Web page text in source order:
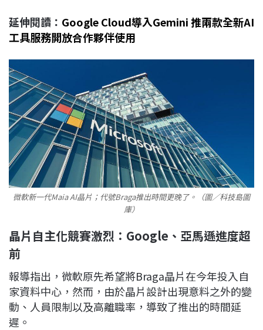
延伸閱讀： Google Cloud導入Gemini 推兩款全新AI
工具服務開放合作夥伴使用
微軟新一代Maia AI晶片；代號Braga推出時間更晚了。（圖／科技島圖
庫）
晶片自主化競賽激烈：Google、亞馬遜進度超
前
報導指出，微軟原先希望將Braga晶片在今年投入自
家資料中心，然而，由於晶片設計出現意料之外的變
動、人員限制以及高離職率，導致了推出的時間延
遲。